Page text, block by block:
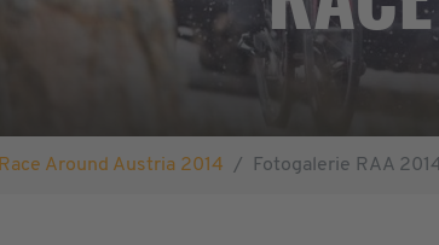
Race Around Austria 2014 Fotogalerie RAA